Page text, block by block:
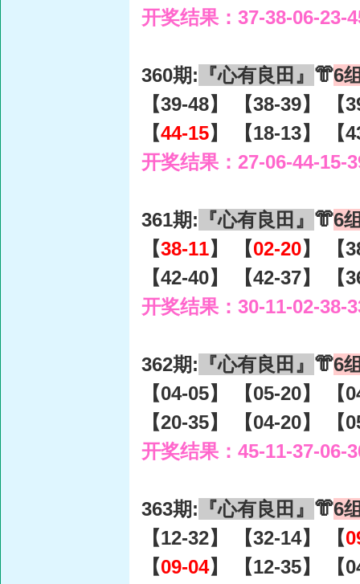
开奖结果：37-38-06-23-
360期: 『心有良田』 👘6
【39-48】 【38-39】 【
【44-15】 【18-13】 【
开奖结果：27-06-44-15-
361期: 『心有良田』 👘6
【38-11】 【02-20】 【
【42-40】 【42-37】 【
开奖结果：30-11-02-38-
362期: 『心有良田』 👘6
【04-05】 【05-20】 【
【20-35】 【04-20】 【
开奖结果：45-11-37-06-
363期: 『心有良田』 👘6
【12-32】 【32-14】 【
【09-04】 【12-35】 【